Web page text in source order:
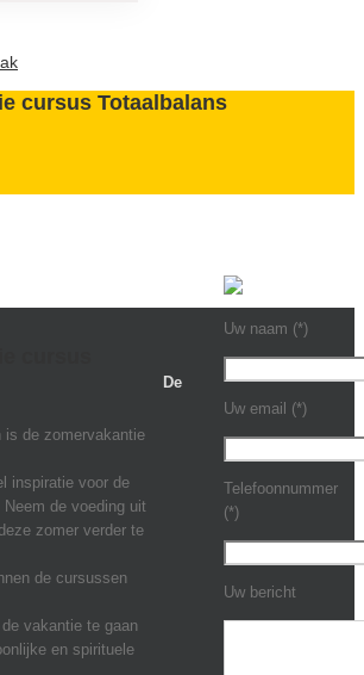
cursus Totaalbalans
is de zomervakantie
inspiratie voor de
de voeding uit
zomer verder te
de cursussen
vakantie te gaan
en spirituele
Uw naam (*)
Uw email (*)
Telefoonnummer
(*)
Uw bericht
De